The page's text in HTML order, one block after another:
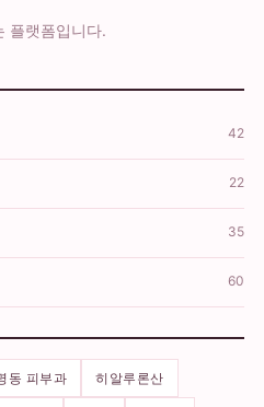
플랫폼입니다.
42
22
35
60
동 피부과 히알루론산